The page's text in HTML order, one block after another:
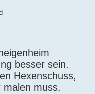
besser sein.
Hexenschuss,
muss.